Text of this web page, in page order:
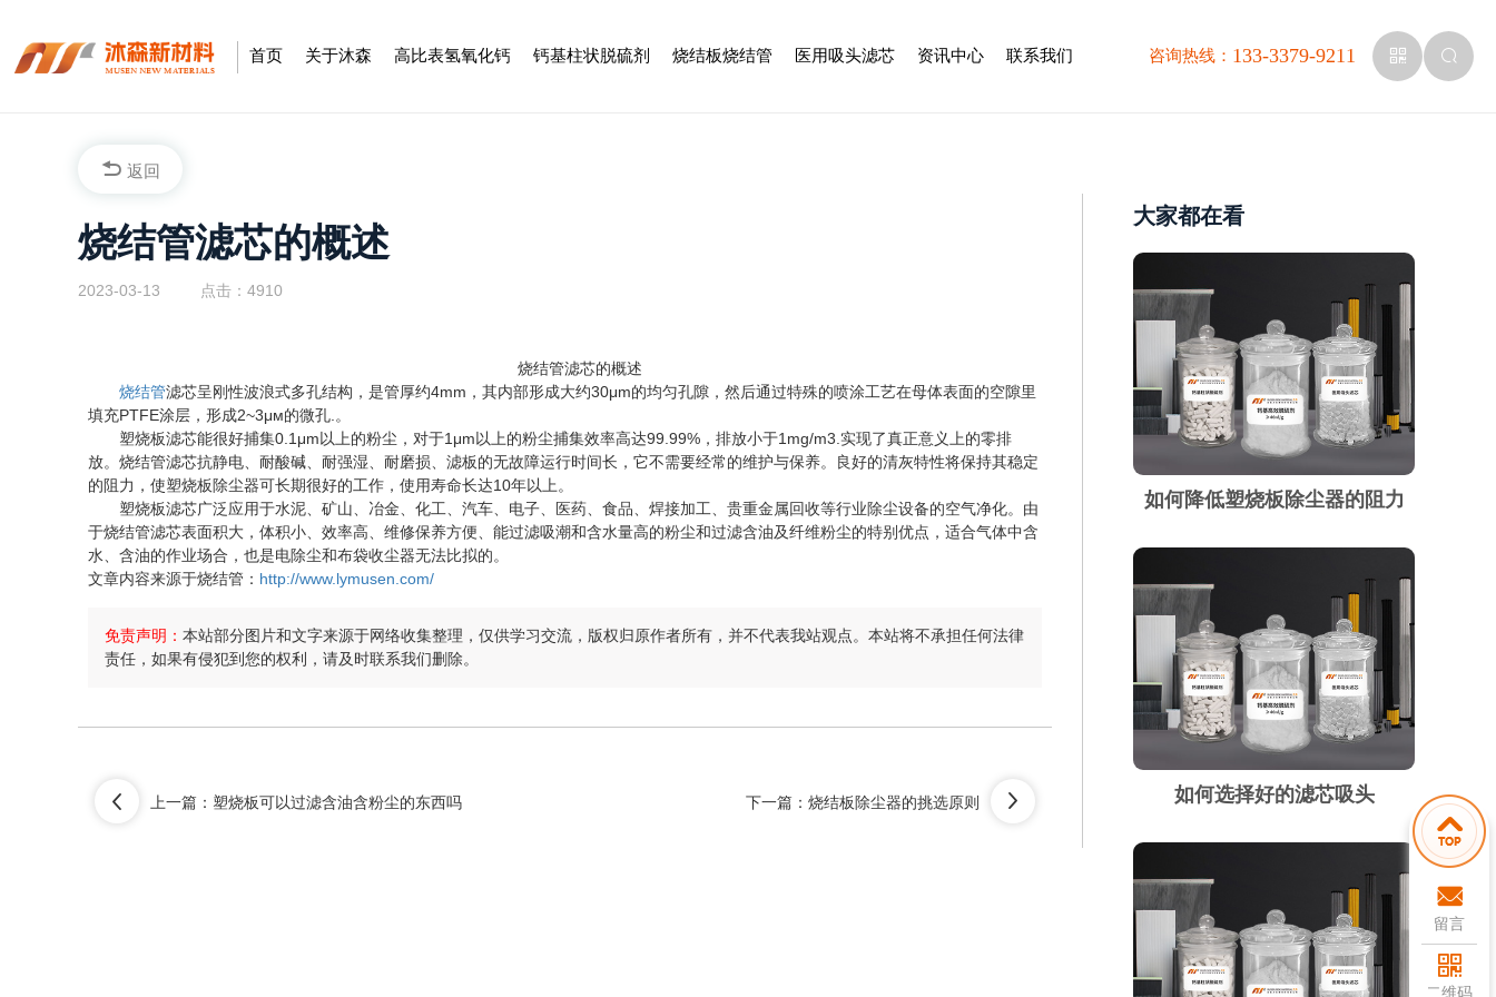
首页 关于沐森 高比表氢氧化钙 钙基柱状脱硫剂 烧结板烧结管 医用吸头滤芯 资讯中心 联系我们 咨询热线： 133-3379-9211
返回
烧结管滤芯的概述
2023-03-13 点击：4910
烧结管滤芯的概述
烧结管滤芯呈刚性波浪式多孔结构，是管厚约4mm，其内部形成大约30μm的均匀孔隙，然后通过特殊的喷涂工艺在母体表面的空隙里
填充PTFE涂层，形成2~3μм的微孔.。
塑烧板滤芯能很好捕集0.1μm以上的粉尘，对于1μm以上的粉尘捕集效率高达99.99%，排放小于1mg/m3.实现了真正意义上的零排
放。烧结管滤芯抗静电、耐酸碱、耐强湿、耐磨损、滤板的无故障运行时间长，它不需要经常的维护与保养。良好的清灰特性将保持其稳定
的阻力，使塑烧板除尘器可长期很好的工作，使用寿命长达10年以上。
塑烧板滤芯广泛应用于水泥、矿山、冶金、化工、汽车、电子、医药、食品、焊接加工、贵重金属回收等行业除尘设备的空气净化。由
于烧结管滤芯表面积大，体积小、效率高、维修保养方便、能过滤吸潮和含水量高的粉尘和过滤含油及纤维粉尘的特别优点，适合气体中含
水、含油的作业场合，也是电除尘和布袋收尘器无法比拟的。
文章内容来源于烧结管： http://www.lymusen.com/
免责声明： 本站部分图片和文字来源于网络收集整理，仅供学习交流，版权归原作者所有，并不代表我站观点。本站将不承担任何法律
责任，如果有侵犯到您的权利，请及时联系我们删除。
上一篇： 塑烧板可以过滤含油含粉尘的东西吗 下一篇： 烧结板除尘器的挑选原则
大家都在看
如何降低塑烧板除尘器的阻力
如何选择好的滤芯吸头
留言
二维码